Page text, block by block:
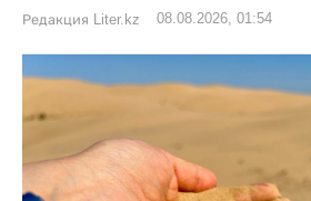
Редакция Liter.kz 08.08.2026, 01:54